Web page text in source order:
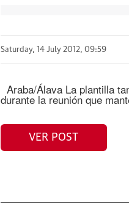
Saturday, 14 July 2012, 09:59
Araba/Álava La plantilla
durante la reunión que
VER POST